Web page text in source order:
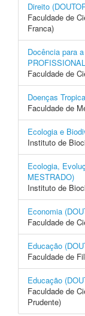
Direito
Faculdade de
Franca)
Docência para
Faculdade de
Doenças
Faculdade de
Ecologia e
Instituto de
Ecologia,
MESTRADO)
Instituto de
Economia
Faculdade de
Educação
Faculdade de
Educação
Faculdade de
Prudente)